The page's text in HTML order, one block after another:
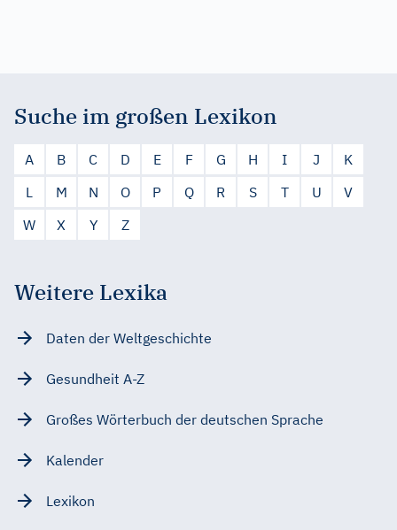
Suche im großen Lexikon
A B C D E F G H I J
K
L
M N O P Q R S T U
V
W
X Y Z
Weitere Lexika
Daten der Weltgeschichte
Gesundheit A-Z
Großes Wörterbuch der deutschen Sprache
Kalender
Lexikon